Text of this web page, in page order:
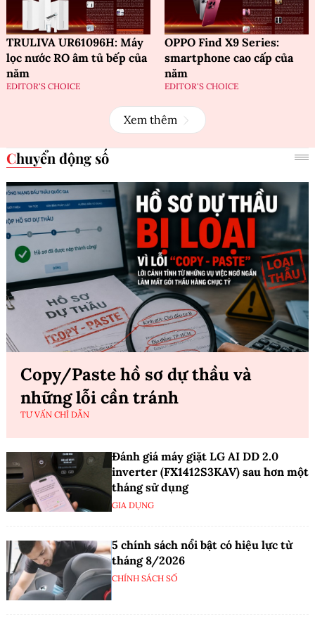
TRULIVA UR61096H: Máy
lọc nước RO âm tủ bếp của
năm
EDITOR'S CHOICE
OPPO Find X9 Series:
smartphone cao cấp của
năm
EDITOR'S CHOICE
Xem thêm
Chuyển động số
Copy/Paste hồ sơ dự thầu và
những lỗi cần tránh
TƯ VẤN CHỈ DẪN
Đánh giá máy giặt LG AI DD 2.0
inverter (FX1412S3KAV) sau hơn một
tháng sử dụng
GIA DỤNG
5 chính sách nổi bật có hiệu lực từ
tháng 8/2026
CHÍNH SÁCH SỐ